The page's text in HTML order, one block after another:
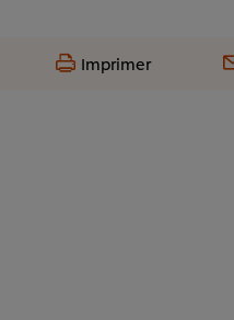
Imprimer